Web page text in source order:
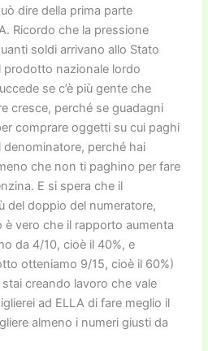
dire della prima parte
Ricordo che la pressione
soldi arrivano allo Stato
prodotto nazionale lordo
se c’è più gente che
cresce, perché se guadagni
comprare oggetti su cui paghi
denominatore, perché hai
che non ti paghino per fare
E si spera che il
del doppio del numeratore,
vero che il rapporto aumenta
da 4/10, cioè il 40%, e
otteniamo 9/15, cioè il 60%)
creando lavoro che vale
ad ELLA di fare meglio il
almeno i numeri giusti da